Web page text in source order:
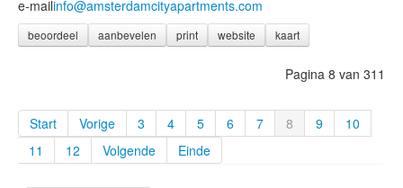
e-mailinfo@amsterdamcityapartments.com
beoordeel aanbevelen print website kaart
Pagina 8 van 311
Start Vorige 3 4 5 6 7 8 9
10
11
12 Volgende Einde